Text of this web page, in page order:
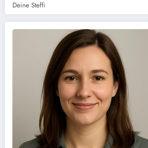
Deine Steffi